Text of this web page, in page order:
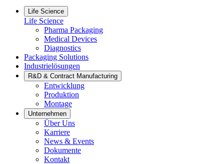
Life Science
Life Science
Pharma Packaging
Medical Devices
Diagnostics
Packaging Solutions
Industrielösungen
R&D & Contract Manufacturing
Entwicklung
Produktion
Montage
Unternehmen
Über Uns
Karriere
News & Events
Dokumente
Kontakt